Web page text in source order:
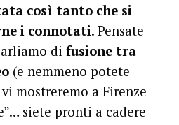
così tanto che si
i connotati. Pensate
di fusione tra
(e nemmeno potete
mostreremo a Firenze
siete pronti a cadere